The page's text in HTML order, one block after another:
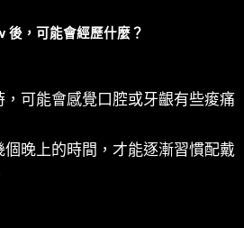
後，可能會經歷什麼？
，可能會感覺口腔或牙齦有些痠痛
個晚上的時間，才能逐漸習慣配戴